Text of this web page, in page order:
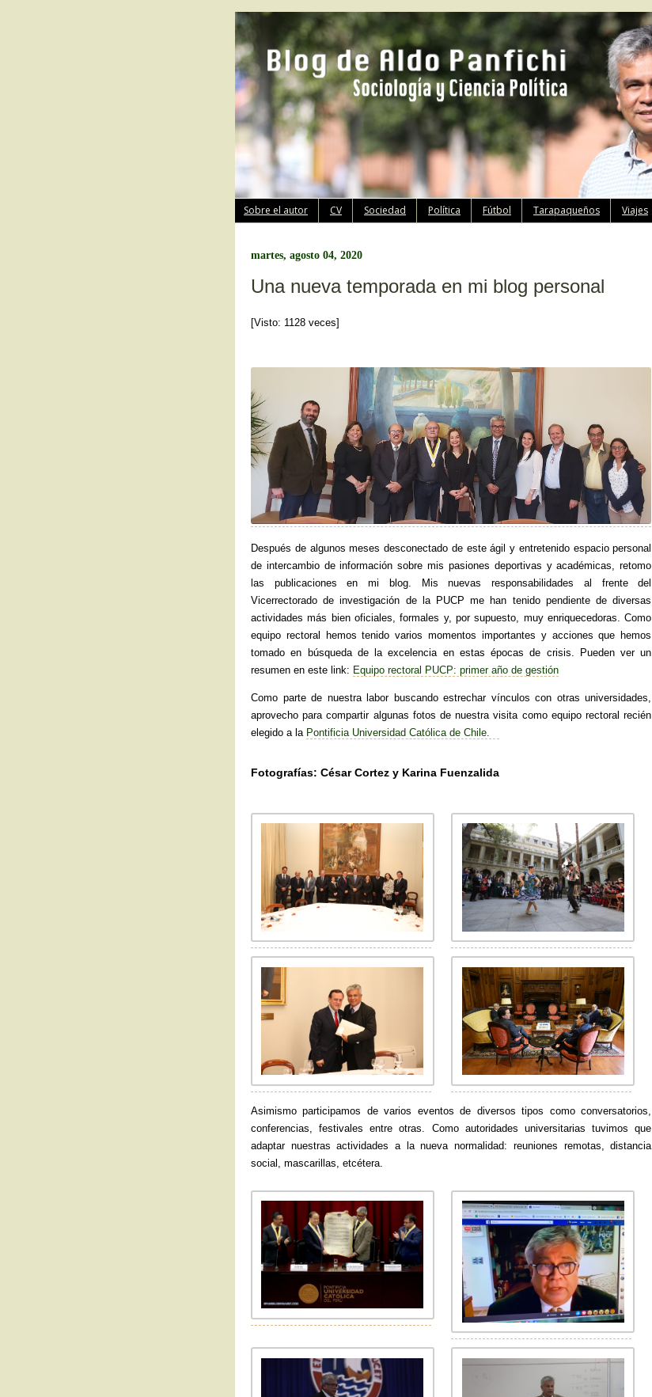
Ir
al
contenido
Sobre el autor CV Sociedad Política Fútbol Tarapaqueños Viajes
martes, agosto 04, 2020
Una nueva temporada en mi blog personal
[Visto: 1128 veces]
Después de algunos meses desconectado de este ágil y entretenido espacio personal
de intercambio de información sobre mis pasiones deportivas y académicas, retomo
las publicaciones en mi blog. Mis nuevas responsabilidades al frente del
Vicerrectorado de investigación de la PUCP me han tenido pendiente de diversas
actividades más bien oficiales, formales y, por supuesto, muy enriquecedoras. Como
equipo rectoral hemos tenido varios momentos importantes y acciones que hemos
tomado en búsqueda de la excelencia en estas épocas de crisis. Pueden ver un
resumen en este link: Equipo rectoral PUCP: primer año de gestión
Como parte de nuestra labor buscando estrechar vínculos con otras universidades,
aprovecho para compartir algunas fotos de nuestra visita como equipo rectoral recién
elegido a la Pontificia Universidad Católica de Chile.
Fotografías: César Cortez y Karina Fuenzalida
Asimismo participamos de varios eventos de diversos tipos como conversatorios,
conferencias, festivales entre otras. Como autoridades universitarias tuvimos que
adaptar nuestras actividades a la nueva normalidad: reuniones remotas, distancia
social, mascarillas, etcétera.